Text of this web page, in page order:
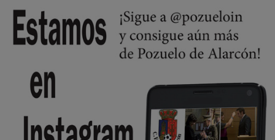
😆Durán menos qué un caramelo en la puerta de un colegio 🍬
Pozuelo de Alarcón
🔴 EXCLUSIVA | El comisario de la …
se va porke no tiene piscina 🤪🤪🤪
Pozuelo de Alarcón
🔴 EXCLUSIVA | El comisario de la …